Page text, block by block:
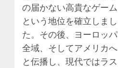
の届かない高貴なゲーム
という地位を確立しまし
た。その後、ヨーロッパ
全域、そしてアメリカへ
と伝播し、現代ではラス